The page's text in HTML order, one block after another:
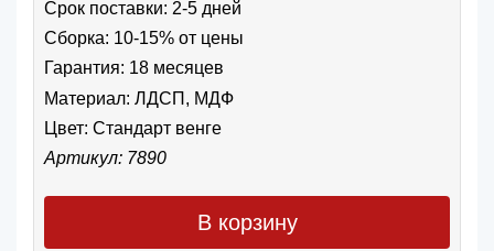
Срок поставки: 2-5 дней
Сборка: 10-15% от цены
Гарантия: 18 месяцев
Материал: ЛДСП, МДФ
Цвет: Стандарт венге
Артикул: 7890
В корзину